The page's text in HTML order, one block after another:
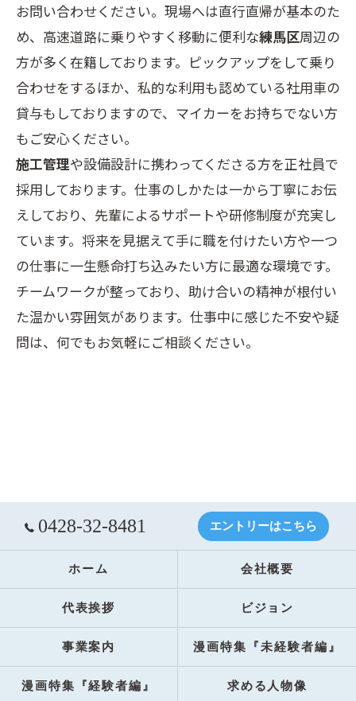
お問い合わせください。現場へは直行直帰が基本のた
め、高速道路に乗りやすく移動に便利な練馬区周辺の
方が多く在籍しております。ピックアップをして乗り
合わせをするほか、私的な利用も認めている社用車の
貸与もしておりますので、マイカーをお持ちでない方
もご安心ください。
施工管理や設備設計に携わってくださる方を正社員で
採用しております。仕事のしかたは一から丁寧にお伝
えしており、先輩によるサポートや研修制度が充実し
ています。将来を見据えて手に職を付けたい方や一つ
の仕事に一生懸命打ち込みたい方に最適な環境です。
チームワークが整っており、助け合いの精神が根付い
た温かい雰囲気があります。仕事中に感じた不安や疑
問は、何でもお気軽にご相談ください。
0428-32-8481 エントリーはこちら
ホーム 会社概要
代表挨拶 ビジョン
事業案内 漫画特集『未経験者編』
漫画特集『経験者編』 求める人物像